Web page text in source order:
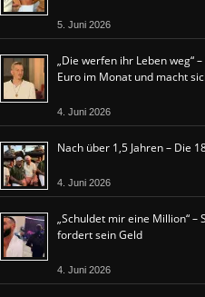
5. Juni 2026
„Die werfen ihr Leben weg“
Euro im Monat und macht
4. Juni 2026
Nach über 1,5 Jahren – Die
4. Juni 2026
„Schuldet mir eine Million“
fordert sein Geld
4. Juni 2026